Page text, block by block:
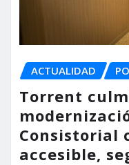
ACTUALIDAD
Torrent
Consistorial
accesible,